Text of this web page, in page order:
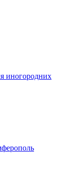
иногородних